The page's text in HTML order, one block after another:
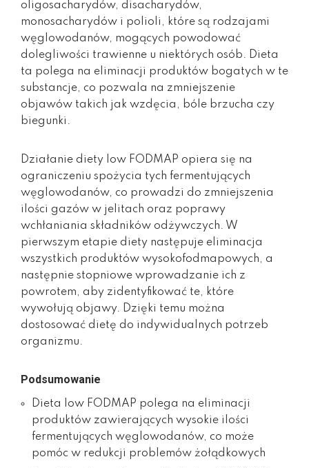
oligosacharydów, disacharydów,
monosacharydów i polioli, które są rodzajami
węglowodanów, mogących powodować
dolegliwości trawienne u niektórych osób. Dieta
ta polega na eliminacji produktów bogatych w te
substancje, co pozwala na zmniejszenie
objawów takich jak wzdęcia, bóle brzucha czy
biegunki.
Działanie diety low FODMAP opiera się na
ograniczeniu spożycia tych fermentujących
węglowodanów, co prowadzi do zmniejszenia
ilości gazów w jelitach oraz poprawy
wchłaniania składników odżywczych. W
pierwszym etapie diety następuje eliminacja
wszystkich produktów wysokofodmapowych, a
następnie stopniowe wprowadzanie ich z
powrotem, aby zidentyfikować te, które
wywołują objawy. Dzięki temu można
dostosować dietę do indywidualnych potrzeb
organizmu.
Podsumowanie
Dieta low FODMAP polega na eliminacji
produktów zawierających wysokie ilości
fermentujących węglowodanów, co może
pomóc w redukcji problemów żołądkowych